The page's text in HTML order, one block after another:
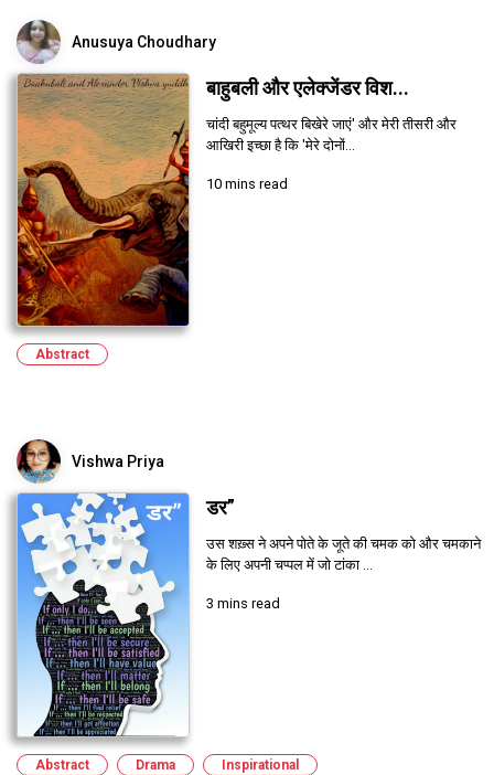
Anusuya Choudhary
बाहुबली और एलेक्जेंडर विश...
चांदी बहुमूल्य पत्थर बिखेरे जाएं' और मेरी तीसरी और
आखिरी इच्छा है कि 'मेरे दोनों...
10 mins read
Abstract
Vishwa Priya
डर”
उस शख़्स ने अपने पोते के जूते की चमक को और चमकाने
के लिए अपनी चप्पल में जो टांका ...
3 mins read
Abstract Drama Inspirational